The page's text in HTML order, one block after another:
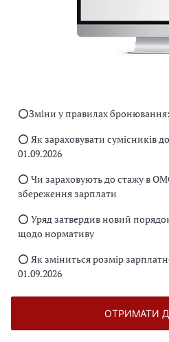
⭕️Зміни у правилах
⭕️ Як зараховувати сумісників
01.09.2026
⭕️ Чи зараховують до стажу в
збереження зарплати
⭕️ Уряд затвердив новий
щодо нормативу
⭕️ Як зміниться розмір
01.09.2026
ОТРИМАТИ